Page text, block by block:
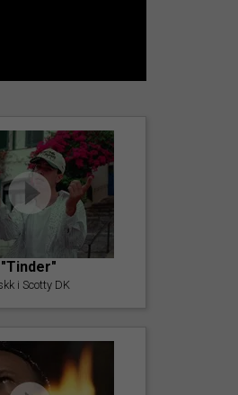
"Tinder"
i Scotty DK